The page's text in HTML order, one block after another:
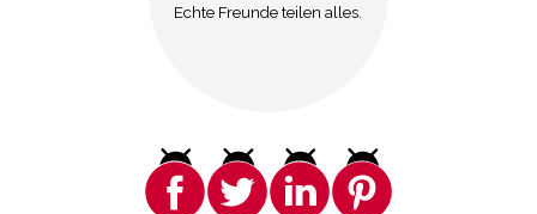
Echte Freunde teilen alles.